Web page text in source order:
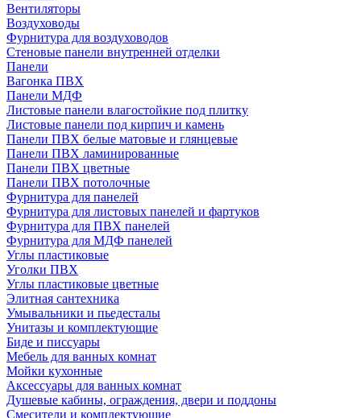
Вентиляторы
Воздуховоды
Фурнитура для воздуховодов
Стеновые панели внутренней отделки
Панели
Вагонка ПВХ
Панели МДФ
Листовые панели влагостойкие под плитку
Листовые панели под кирпич и камень
Панели ПВХ белые матовые и глянцевые
Панели ПВХ ламинированные
Панели ПВХ цветные
Панели ПВХ потолочные
Фурнитура для панелей
Фурнитура для листовых панелей и фартуков
Фурнитура для ПВХ панелей
Фурнитура для МДФ панелей
Углы пластиковые
Уголки ПВХ
Углы пластиковые цветные
Элитная сантехника
Умывальники и пьедесталы
Унитазы и комплектующие
Биде и писсуары
Мебель для ванных комнат
Мойки кухонные
Аксессуары для ванных комнат
Душевые кабины, ограждения, двери и поддоны
Смесители и комплектующие